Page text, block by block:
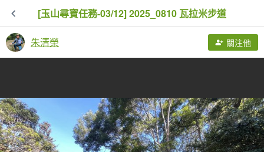
[玉山尋寶任務-03/12] 2025_0810 瓦拉米步道
朱清榮 關注他